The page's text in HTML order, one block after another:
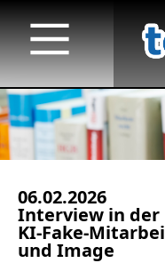
06.02.2026
Interview in der
KI-Fake-
und Image
Startseite